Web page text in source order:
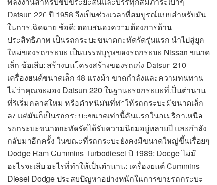
Datsun 220 ปี 1958 จึงเป็นช่วงเวลาที่สมบูรณ์แบบสำหรับมัน
ในการเฉิดฉาย ข้อดี: ตอบสนองความต้องการด้าน
ประสิทธิภาพ เป็นรถกระบะขนาดกะทัดรัดรุ่นแรก นำไปสู่ยุค
ใหม่ของรถกระบะ เป็นบรรพบุรุษของรถกระบะ Nissan ขนาด
เล็ก ข้อเสีย: สร้างบนโครงสร้างของรถเก๋ง Datsun 210
เครื่องยนต์ขนาดเล็ก 48 แรงม้า ขาดกำลังและความทนทาน
ไม่ว่าคุณจะมอง Datsun 220 ในฐานะรถกระบะที่เป็นตำนาน
ที่ริเริ่มคลาสใหม่ หรือตำหนิมันที่ทำให้รถกระบะมีขนาดเล็ก
ลง แต่มันก็เป็นรถกระบะขนาดเท่านี้คันแรกในอเมริกาเหนือ
รถกระบะขนาดกะทัดรัดได้รับความนิยมอยู่หลายปี และกำลัง
กลับมาอีกครั้ง ในขณะที่รถกระบะยังคงมีขนาดใหญ่ขึ้นเรื่อยๆ
Dodge Ram Cummins Turbodiesel ปี 1989: Dodge ไม่มี
อะไรจะเสีย อะไรที่ทำให้เป็นตำนาน: เครื่องยนต์ Cummins
Diesel Dodge ประสบปัญหาอย่างหนักในการขายรถกระบะ